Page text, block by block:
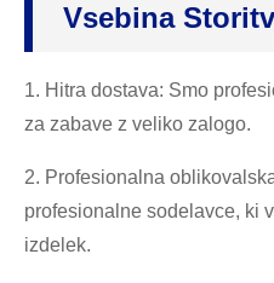
Vsebina
1. Hitra dostava: Smo
za zabave z veliko zalogo.
2. Profesionalna
profesionalne sodelavce, ki
izdelek.